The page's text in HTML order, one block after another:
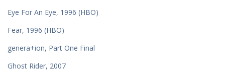
Eye For An Eye, 1996 (HBO)
Fear, 1996 (HBO)
genera+ion, Part One Final
Ghost Rider, 2007